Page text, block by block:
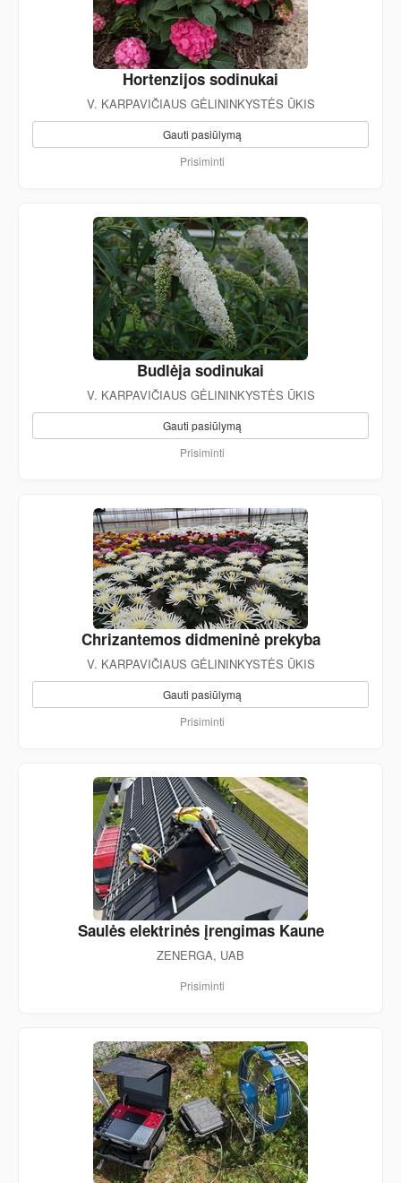
Hortenzijos sodinukai
V. KARPAVIČIAUS GĖLININKYSTĖS ŪKIS
Gauti pasiūlymą
Prisiminti
Budlėja sodinukai
V. KARPAVIČIAUS GĖLININKYSTĖS ŪKIS
Gauti pasiūlymą
Prisiminti
Chrizantemos didmeninė prekyba
V. KARPAVIČIAUS GĖLININKYSTĖS ŪKIS
Gauti pasiūlymą
Prisiminti
Saulės elektrinės įrengimas Kaune
ZENERGA, UAB
Prisiminti